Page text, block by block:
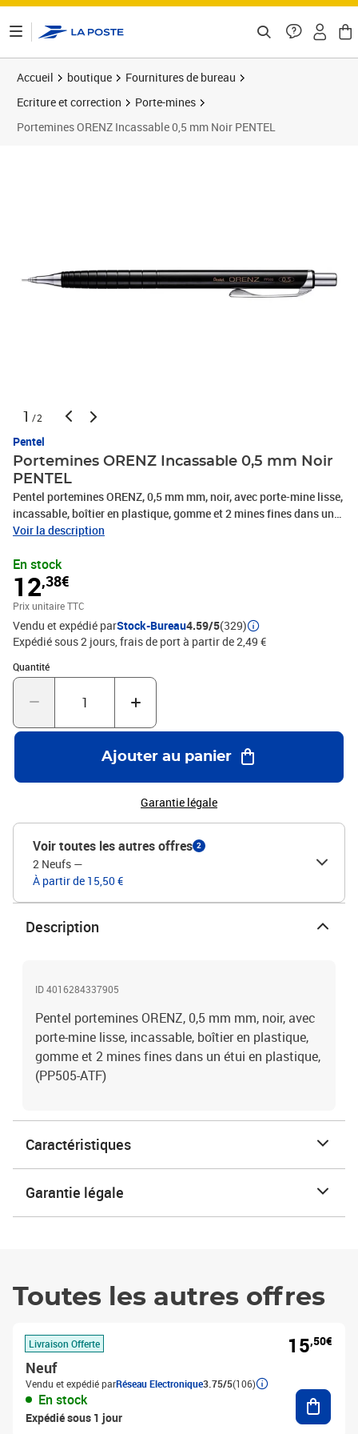
Accueil boutique
Fournitures de bureau
Ecriture et correction
Porte-mines
Portemines ORENZ Incassable 0,5 mm Noir PENTEL
1 /2
Pentel
Portemines ORENZ Incassable 0,5 mm Noir
PENTEL
Pentel portemines ORENZ, 0,5 mm mm, noir, avec porte-mine lisse,
incassable, boîtier en plastique, gomme et 2 mines fines dans un
étui en plastique, (PP505-ATF)
Voir la description
En stock
12,38€
Prix unitaire TTC
Vendu et expédié parStock-Bureau4.59/5(329)
Expédié sous 2 jours, frais de port à partir de 2,49 €
Quantité
Quantité : 1
Ajouter au panier
Garantie légale
Voir toutes les autres offres 2
2 Neufs —
À partir de 15,50 €
Description
ID 4016284337905
Pentel portemines ORENZ, 0,5 mm mm, noir, avec
porte-mine lisse, incassable, boîtier en plastique,
gomme et 2 mines fines dans un étui en plastique,
(PP505-ATF)
Caractéristiques
Garantie légale
Toutes les autres offres
Livraison Offerte
Neuf
Vendu et expédié parRéseau Electronique3.75/5(106)
En stock
Expédié sous 1 jour
15,50€